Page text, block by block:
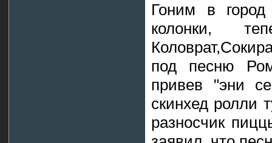
Гоним в
колонки,
под песню
привев "эни
скинхед ролли
разносчик